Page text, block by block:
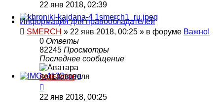
22 янв 2018, 02:39
Информация для правообладателей
SMERCH » 22 янв 2018, 00:25 » в форуме Важно!
0 Ответы
82245 Просмотры
Последнее сообщение
SMERCH
22 янв 2018, 00:25